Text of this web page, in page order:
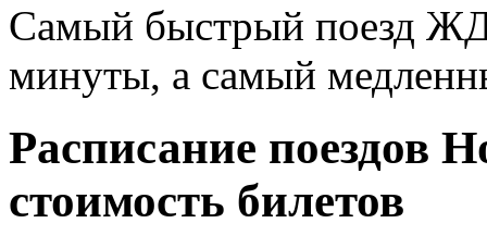
Самый быстрый поезд ЖД
минуты, а самый
Расписание поездов
стоимость билетов